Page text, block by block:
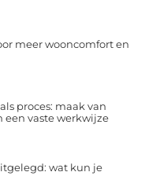
meer wooncomfort en
proces: maak van
een vaste werkwijze
wat kun je